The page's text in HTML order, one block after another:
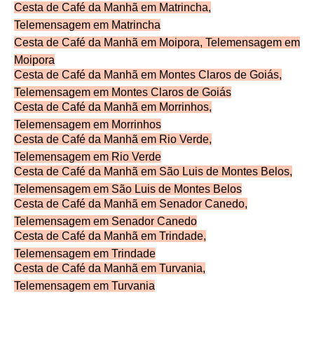
Cesta de Café da Manhã em Matrincha,
Telemensagem em Matrincha
Cesta de Café da Manhã em Moipora, Telemensagem em
Moipora
Cesta de Café da Manhã em Montes Claros de Goiás,
Telemensagem em Montes Claros de Goiás
Cesta de Café da Manhã em Morrinhos,
Telemensagem em Morrinhos
Cesta de Café da Manhã em Rio Verde,
Telemensagem em Rio Verde
Cesta de Café da Manhã em São Luis de Montes Belos,
Telemensagem em São Luis de Montes Belos
Cesta de Café da Manhã em Senador Canedo,
Telemensagem em Senador Canedo
Cesta de Café da Manhã em Trindade,
Telemensagem em Trindade
Cesta de Café da Manhã em Turvania,
Telemensagem em Turvania